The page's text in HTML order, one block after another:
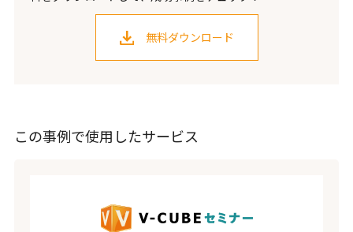
無料ダウンロード
この事例で使用したサービス